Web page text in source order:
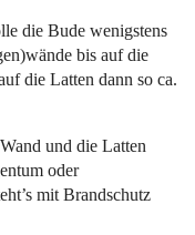
die Bude wenigstens
bis auf die
die Latten dann so ca.
und die Latten
oder
mit Brandschutz